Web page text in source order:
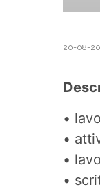
20-08-
•
•
•
•